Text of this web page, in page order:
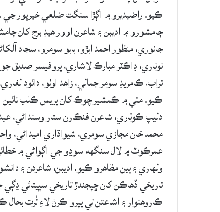
ڪيو. راضيديرو ۾ اڳڙا سنگت ضلعي خيرپور جي
ڄامشورو ۾ اديبن ۽ شاعرن اوور ھيڊ برج کان
جانوري، منظور احمد ابڙو، بابو سومرو، سجاد
نوناري، ڊاڪٽر مبارڪ لاشاري، پروفيسر صديق
تراب، ڪامريڊ سومر جمالي، زاھد اوٺو، دائود
ڪيو. مٺي ۾ ڪمشير چوڪ کان پريس ڪلب تائين
دليپ ڪوٺاري، شاعرن فنڪارن ستار وسنداڻي،
محمد خان مجازي سومري، شيواڌاري اميداڻي،
عمرڪوٽ ۾ لال سنگھه سوڍو جي اڳواڻي ۾ خطائي
ولھاري ۽ ٻين مظاهرو ڪيو. اديبن، شاعردن ۽
تاريخي ڏهاڪن کان ڇپجندڙ تاريخي سڀيتائي
ڪاروهنوار ۽ اشاعتن تي پپرو ڪرڻ لاءِ تُرت